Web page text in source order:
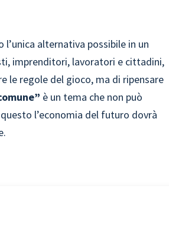
alternativa possibile in un
imprenditori, lavoratori e cittadini,
le regole del gioco, ma di ripensare
è un tema che non può
l’economia del futuro dovrà